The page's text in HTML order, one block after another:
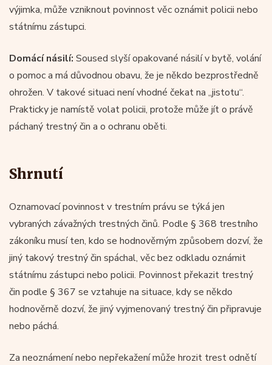
výjimka, může vzniknout povinnost věc oznámit policii nebo
státnímu zástupci.
Domácí násilí: Soused slyší opakované násilí v bytě, volání
o pomoc a má důvodnou obavu, že je někdo bezprostředně
ohrožen. V takové situaci není vhodné čekat na „jistotu“.
Prakticky je namístě volat policii, protože může jít o právě
páchaný trestný čin a o ochranu oběti.
Shrnutí
Oznamovací povinnost v trestním právu se týká jen
vybraných závažných trestných činů. Podle § 368 trestního
zákoníku musí ten, kdo se hodnověrným způsobem dozví, že
jiný takový trestný čin spáchal, věc bez odkladu oznámit
státnímu zástupci nebo policii. Povinnost překazit trestný
čin podle § 367 se vztahuje na situace, kdy se někdo
hodnověrně dozví, že jiný vyjmenovaný trestný čin připravuje
nebo páchá.
Za neoznámení nebo nepřekažení může hrozit trest odnětí